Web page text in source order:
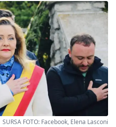
SURSA FOTO: Facebook, Elena Lasconi